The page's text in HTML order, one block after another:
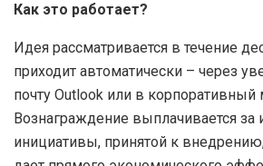
Как это работает?
Идея рассматривается в течение
приходит автоматически – через
почту Outlook или в
Вознаграждение выплачивается за
инициативы, принятой к